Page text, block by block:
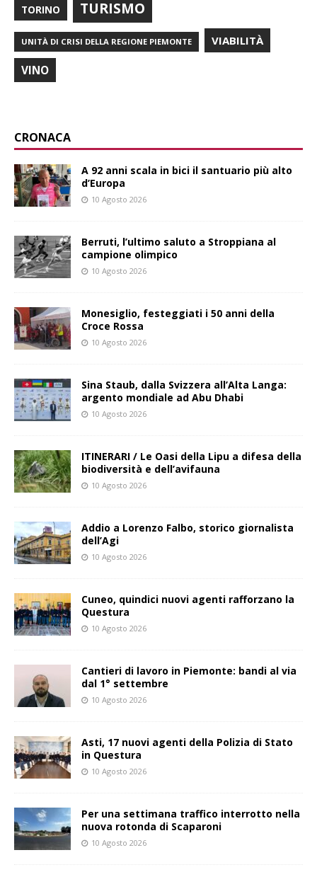
TORINO TURISMO
UNITÀ DI CRISI DELLA REGIONE PIEMONTE VIABILITÀ
VINO
CRONACA
A 92 anni scala in bici il santuario più alto
d’Europa
10 Agosto 2026
Berruti, l’ultimo saluto a Stroppiana al
campione olimpico
10 Agosto 2026
Monesiglio, festeggiati i 50 anni della
Croce Rossa
10 Agosto 2026
Sina Staub, dalla Svizzera all’Alta Langa:
argento mondiale ad Abu Dhabi
10 Agosto 2026
ITINERARI / Le Oasi della Lipu a difesa della
biodiversità e dell’avifauna
10 Agosto 2026
Addio a Lorenzo Falbo, storico giornalista
dell’Agi
10 Agosto 2026
Cuneo, quindici nuovi agenti rafforzano la
Questura
10 Agosto 2026
Cantieri di lavoro in Piemonte: bandi al via
dal 1° settembre
10 Agosto 2026
Asti, 17 nuovi agenti della Polizia di Stato
in Questura
10 Agosto 2026
Per una settimana traffico interrotto nella
nuova rotonda di Scaparoni
10 Agosto 2026